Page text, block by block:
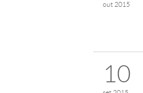
out 2015
10